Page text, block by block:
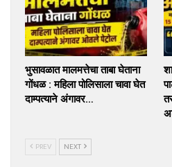
भुसावळात मालमत्तेचा ताबा घेताना
गोंधळ : महिला पोलिसाला चावा घेत
दाम्पत्याने अंगावर…
PREV NEXT